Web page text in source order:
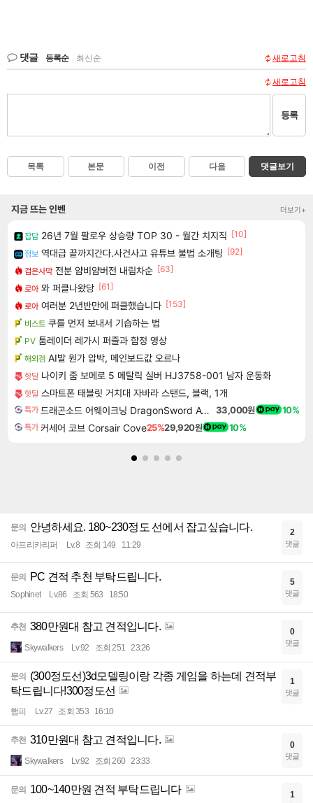
댓글 등록순 최신순 새로고침
새로고침
등록
목록 본문 이전 다음 댓글보기
지금 뜨는 인벤 더보기+
잡담 26년 7월 팔로우 상승량 TOP 30 - 월간 치지직 [10]
정보 역대급 끝까지간다.사건사고 유튜브 불법 소개팅 [92]
검은사막 전분 얌비얌버전 내림차순 [63]
로아 와 퍼클나왔당 [61]
로아 여러분 2년반만에 퍼클했습니다 [153]
비스트 쿠를 먼저 보내서 기습하는 법
PV 툼레이더 레가시 퍼즐과 함정 영상
해외겜 AI발 원가 압박, 메인보드값 오르나
핫딜 나이키 줌 보메로 5 메탈릭 실버 HJ3758-001 남자 운동화
핫딜 스마트폰 태블릿 거치대 자바라 스탠드, 블랙, 1개
특가 드래곤소드 어웨이크닝 DragonSword Awakening 33,000원 10%
특가 커세어 코브 Corsair Cove25%29,920원 10%
문의 안녕하세요. 180~230정도 선에서 잡고싶습니다.
아프리카리퍼 Lv.8 조회 149 11:29
2
댓글
문의 PC 견적 추천 부탁드립니다.
Sophinet Lv.86 조회 563 18:50
5
댓글
추천 380만원대 참고 견적입니다.
Skywalkers Lv.92 조회 251 23:26
0
댓글
문의
(300정도선)3d모델링이랑 각종 게임을 하는데 견적부
탁드립니다!300정도선
햅피 Lv.27 조회 353 16:10
1
댓글
추천 310만원대 참고 견적입니다.
Skywalkers Lv.92 조회 260 23:33
0
댓글
문의 100~140만원 견적 부탁드립니다 1